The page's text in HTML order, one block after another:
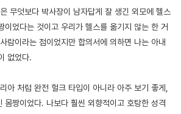
무엇보다 박사장이 남자답게 잘 생긴 외모에 헬스
이었다는 것이고 우리가 헬스를 옮기지 않는 한 거
람이라는 점이었지만 합의서에 의하면 나는 아내
없었다.
아 처럼 완전 헐크 타입이 아니라 아주 보기 좋게,
몸짱이었다. 나보다 훨씬 외향적이고 호탕한 성격